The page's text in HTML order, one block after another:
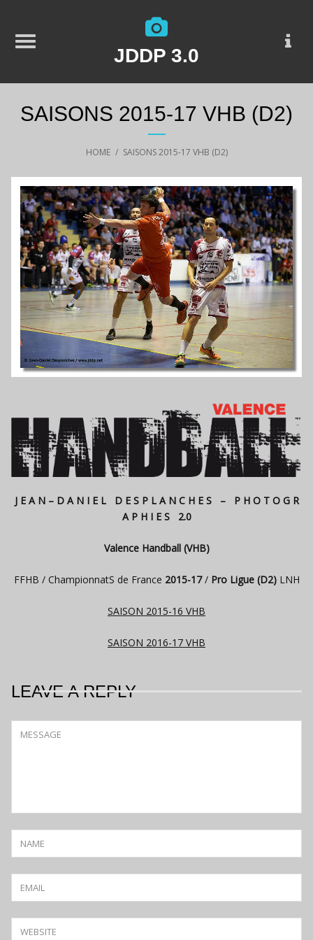
JDDP 3.0
SAISONS 2015-17 VHB (D2)
HOME / SAISONS 2015-17 VHB (D2)
J E A N – D A N I E L D E S P L A N C H E S – P H O T O G R
A P H I E S 2.0
Valence Handball (VHB)
FFHB / ChampionnatS de France 2015-17 / Pro Ligue (D2)LNH
SAISON 2015-16 VHB
SAISON 2016-17 VHB
LEAVE A REPLY